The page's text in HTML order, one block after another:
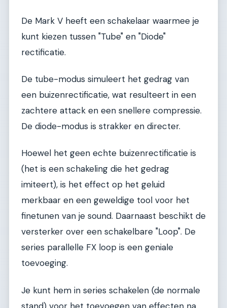
De Mark V heeft een schakelaar waarmee je
kunt kiezen tussen "Tube" en "Diode"
rectificatie.
De tube-modus simuleert het gedrag van
een buizenrectificatie, wat resulteert in een
zachtere attack en een snellere compressie.
De diode-modus is strakker en directer.
Hoewel het geen echte buizenrectificatie is
(het is een schakeling die het gedrag
imiteert), is het effect op het geluid
merkbaar en een geweldige tool voor het
finetunen van je sound. Daarnaast beschikt de
versterker over een schakelbare "Loop". De
series parallelle FX loop is een geniale
toevoeging.
Je kunt hem in series schakelen (de normale